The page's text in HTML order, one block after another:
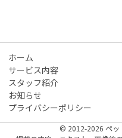
ホーム
サービス内容
スタッフ紹介
お知らせ
プライバシーポリシー
© 2012-2026 ペッ